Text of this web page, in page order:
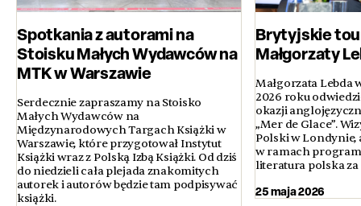
Spotkania z autorami na
Stoisku Małych Wydawców na
MTK w Warszawie
Serdecznie zapraszamy na Stoisko
Małych Wydawców na
Międzynarodowych Targach Książki w
Warszawie, które przygotował Instytut
Książki wraz z Polską Izbą Książki. Od dziś
do niedzieli cała plejada znakomitych
autorek i autorów będzie tam podpisywać
książki.
Brytyjskie
Małgorzaty
Małgorzata Lebda
2026 roku
okazji
„Mer de Glace”.
Polski w Londynie,
w ramach
literatura polska
25 maja 2026